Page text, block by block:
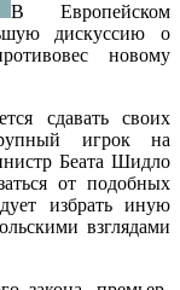
В Европейском
дискуссию о
новому
сдавать своих
игрок на
Беата Шидло
от подобных
избрать иную
взглядами